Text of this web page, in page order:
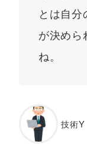
とは自
が決めら
ね。
技術Y